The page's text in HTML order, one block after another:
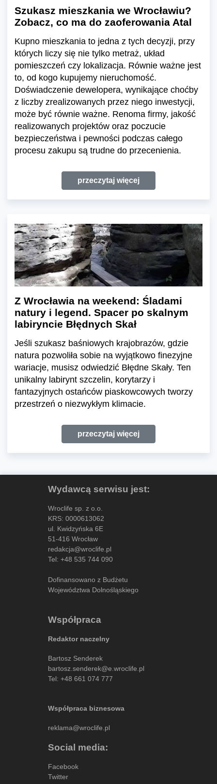
Szukasz mieszkania we Wrocławiu?
Zobacz, co ma do zaoferowania Atal
Kupno mieszkania to jedna z tych decyzji, przy
których liczy się nie tylko metraż, układ
pomieszczeń czy lokalizacja. Równie ważne jest
to, od kogo kupujemy nieruchomość.
Doświadczenie dewelopera, wynikające choćby
z liczby zrealizowanych przez niego inwestycji,
może być równie ważne. Renoma firmy, jakość
realizowanych projektów oraz poczucie
bezpieczeństwa i pewności podczas całego
procesu zakupu są trudne do przecenienia.
przeczytaj więcej
Z Wrocławia na weekend: Śladami
natury i legend. Spacer po skalnym
labiryncie Błędnych Skał
Jeśli szukasz baśniowych krajobrazów, gdzie
natura pozwoliła sobie na wyjątkowo finezyjne
wariacje, musisz odwiedzić Błędne Skały. Ten
unikalny labirynt szczelin, korytarzy i
fantazyjnych ostańców piaskowcowych tworzy
przestrzeń o niezwykłym klimacie.
przeczytaj więcej
Wydawcą serwisu jest:
Wroclife sp. z o.o.
KRS: 0000613062
ul. Kwidzyńska 6E
51-416 Wrocław
redakcja@wroclife.pl
Tel: +48 535 744 090
Dofinansowano z Budżetu
Województwa Dolnośląskiego
Współpraca
Redaktor naczelny
Bartosz Senderek
bartosz.senderek@e.wroclife.pl
Tel: +48 661 074 777
Współpraca biznesowa
reklama@wroclife.pl
Social media:
Facebook
Twitter